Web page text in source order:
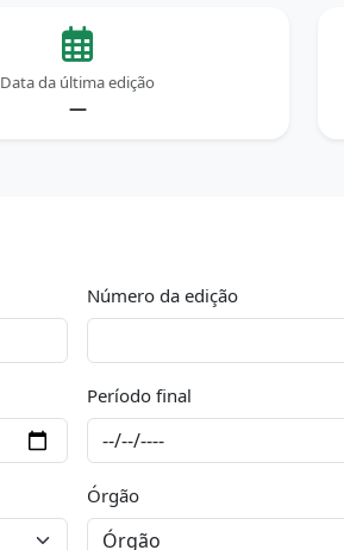
Data da última edição
—
Número da edição
Período final
Órgão